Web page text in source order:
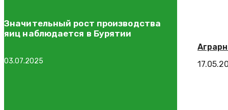
Значительный рост производства
яиц наблюдается в Бурятии
03.07.2025